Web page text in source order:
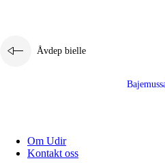
Åvdep bielle
Om Udir
Kontakt oss